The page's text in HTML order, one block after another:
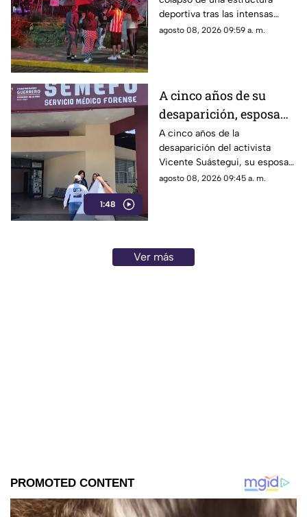
deportiva tras las intensas
precipitaciones y el reporte de
agosto 08, 2026 09:59 a. m.
1:48
A cinco años de su
desaparición, esposa
de Vicente Suástegui
acude al Semefo en
Chilpancingo
A cinco años de la
desaparición del activista
Vicente Suástegui, su esposa
acudió al Semefo de
agosto 08, 2026 09:45 a. m.
Ver más